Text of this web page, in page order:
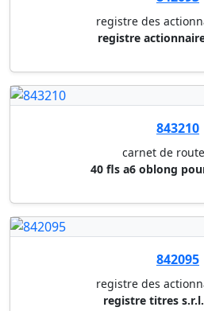
© 1999 - 2026 Muller & Wegener
Informations
Qui sommes-nous ?
Conditions générales
Connexion
Nouveau client ?